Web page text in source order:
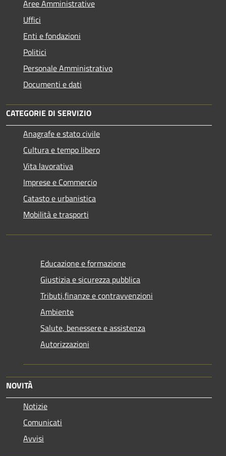
Aree Amministrative
Uffici
Enti e fondazioni
Politici
Personale Amministrativo
Documenti e dati
CATEGORIE DI SERVIZIO
Anagrafe e stato civile
Cultura e tempo libero
Vita lavorativa
Imprese e Commercio
Catasto e urbanistica
Mobilità e trasporti
Educazione e formazione
Giustizia e sicurezza pubblica
Tributi,finanze e contravvenzioni
Ambiente
Salute, benessere e assistenza
Autorizzazioni
NOVITÀ
Notizie
Comunicati
Avvisi